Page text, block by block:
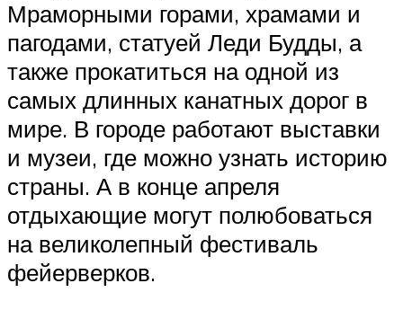
Мраморными горами, храмами и
пагодами, статуей Леди Будды, а
также прокатиться на одной из
самых длинных канатных дорог в
мире. В городе работают выставки
и музеи, где можно узнать историю
страны. А в конце апреля
отдыхающие могут полюбоваться
на великолепный фестиваль
фейерверков.